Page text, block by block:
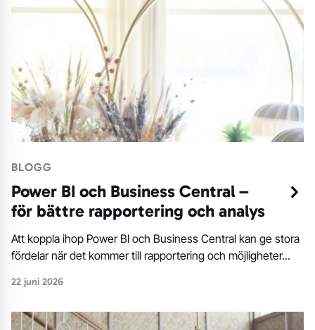
BLOGG
Power BI och Business Central –
för bättre rapportering och analys
Att koppla ihop Power BI och Business Central kan ge stora
fördelar när det kommer till rapportering och möjligheter...
22 juni 2026